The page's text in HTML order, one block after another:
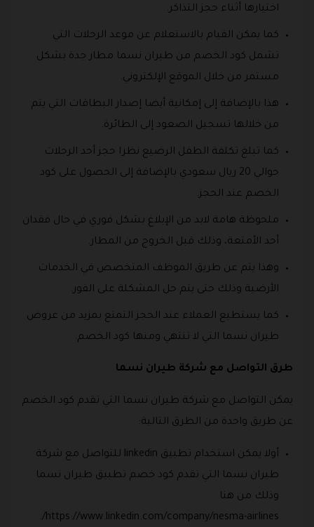
اختيارها أثناء حجز التذاكر.
كما يمكن القيام بالاستعلام عن موعد الرحلات التي
تشمل كود الخصم من طيران نسما مطار جدة بشكل
مستمر من خلال الموقع الإلكتروني.
هذا بالإضافة إلى إمكانية أيضا إصدار البطاقات التي يتم
من خلالها تسجيل الصعود إلى الطائرة.
كما تبلغ تكلفة الطفل الرضيع نظرا حجز أحد الرحلات
حوالي 20 ريال سعودي بالإضافة إلى الحصول على كود
الخصم عند الحجز.
ملحوظة هامة لابد من الإبلاغ بشكل فوري في حال فقدان
أحد الأمتعة، وذلك قبل الخروج من المطار.
وهذا يتم عن طريق الموظف المتخصص في الخدمات
الأرضية وذلك حتى يتم حل المشكلة على الفور.
كما يستطيع العملاء عند الحجز التمتع بمزيد من عروض
طيران نسما التي لا تنتهي ومنها كود الخصم.
طرق التواصل مع شركة طيران نسما
يمكن التواصل مع شركة طيران نسما التي تقدم كود الخصم
عن طريق واحدة من الطرق التالية:
أولا يمكن استخدام تطبيق linkedin للتواصل مع شركة
طيران نسما التي تقدم كود خصم تطبيق طيران نسما
وذلك من هنا
https://www.linkedin.com/company/nesma-airlines/.